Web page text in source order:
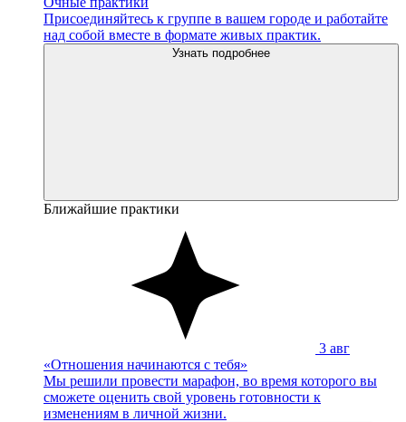
Присоединяйтесь к группе в вашем городе и работайте
над собой вместе в формате живых практик.
Ближайшие практики
3 авг
«Отношения начинаются с тебя»
Мы решили провести марафон, во время которого вы
сможете оценить свой уровень готовности к
изменениям в личной жизни.